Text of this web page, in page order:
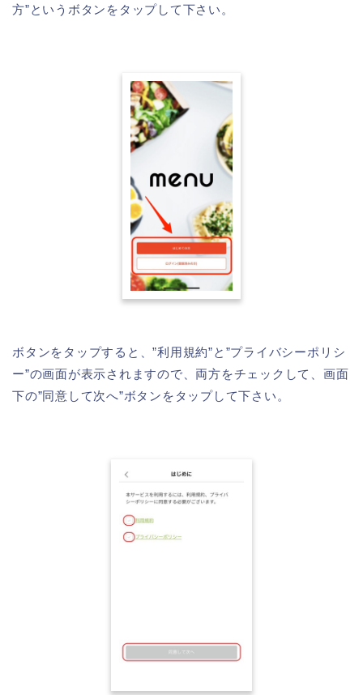
方”というボタンをタップして下さい。
ボタンをタップすると、”利用規約”と”プライバシーポリシ
ー”の画面が表示されますので、両方をチェックして、画面
下の”同意して次へ”ボタンをタップして下さい。